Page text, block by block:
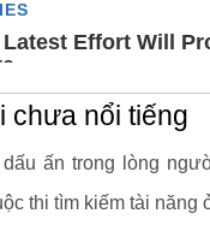
chưa nổi tiếng
ấn trong lòng
thi tìm kiếm tài năng